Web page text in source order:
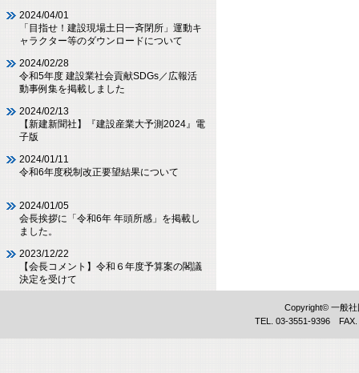
2024/04/01
「目指せ！建設現場土日一斉閉所」運動キ
ャラクター等のダウンロードについて
2024/02/28
令和5年度 建設業社会貢献SDGs／広報活
動事例集を掲載しました
2024/02/13
【新建新聞社】『建設産業大予測2024』電
子版
2024/01/11
令和6年度税制改正要望結果について
2024/01/05
会長挨拶に「令和6年 年頭所感」を掲載し
ました。
2023/12/22
【会長コメント】令和６年度予算案の閣議
決定を受けて
Copyright© 一般
TEL. 03-3551-9396